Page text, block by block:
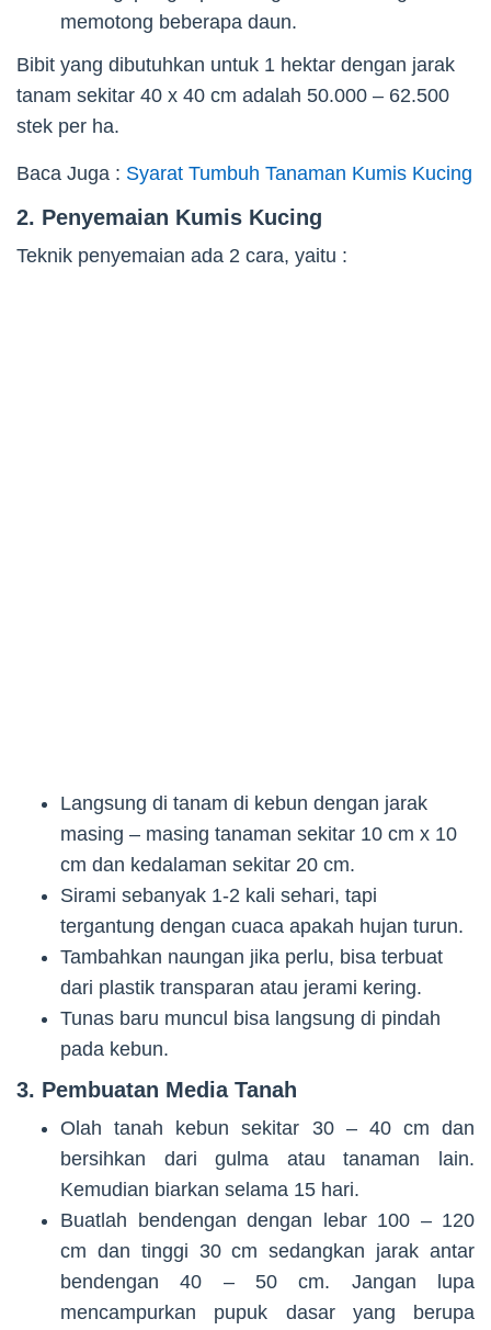
memotong beberapa daun.
Bibit yang dibutuhkan untuk 1 hektar dengan jarak
tanam sekitar 40 x 40 cm adalah 50.000 – 62.500
stek per ha.
Baca Juga : Syarat Tumbuh Tanaman Kumis Kucing
2. Penyemaian Kumis Kucing
Teknik penyemaian ada 2 cara, yaitu :
Langsung di tanam di kebun dengan jarak
masing – masing tanaman sekitar 10 cm x 10
cm dan kedalaman sekitar 20 cm.
Sirami sebanyak 1-2 kali sehari, tapi
tergantung dengan cuaca apakah hujan turun.
Tambahkan naungan jika perlu, bisa terbuat
dari plastik transparan atau jerami kering.
Tunas baru muncul bisa langsung di pindah
pada kebun.
3. Pembuatan Media Tanah
Olah tanah kebun sekitar 30 – 40 cm dan
bersihkan dari gulma atau tanaman lain.
Kemudian biarkan selama 15 hari.
Buatlah bendengan dengan lebar 100 – 120
cm dan tinggi 30 cm sedangkan jarak antar
bendengan 40 – 50 cm. Jangan lupa
mencampurkan pupuk dasar yang berupa